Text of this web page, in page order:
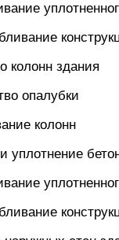
колонн здания
опалубки
колонн
уплотнение